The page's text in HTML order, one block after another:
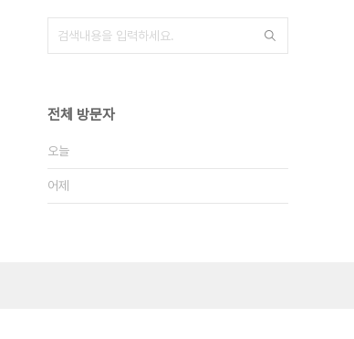
전체 방문자
오늘
어제